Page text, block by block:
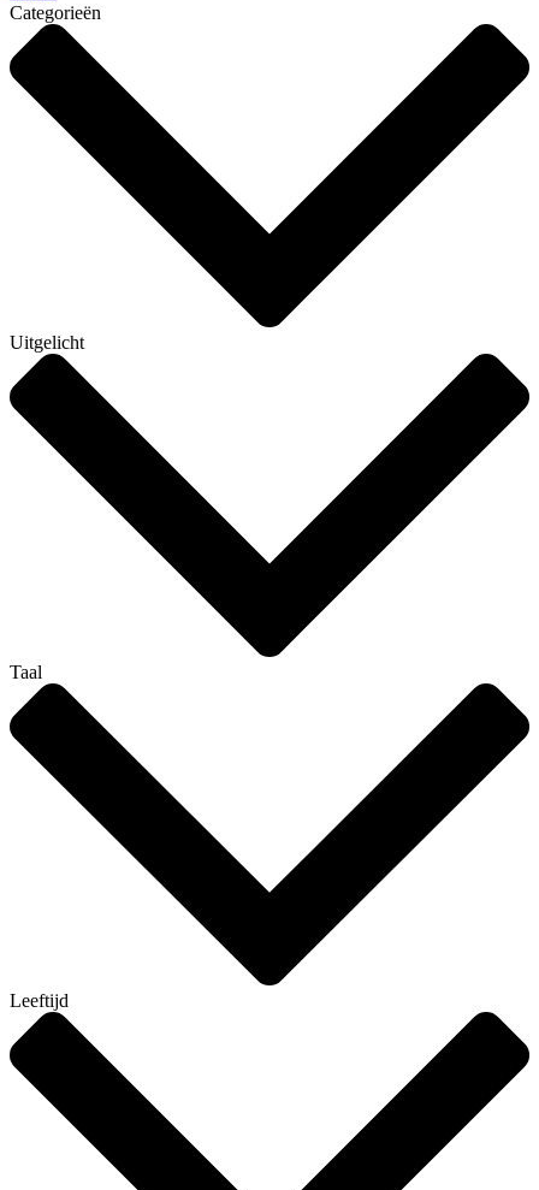
Categorieën
Uitgelicht
Taal
Leeftijd